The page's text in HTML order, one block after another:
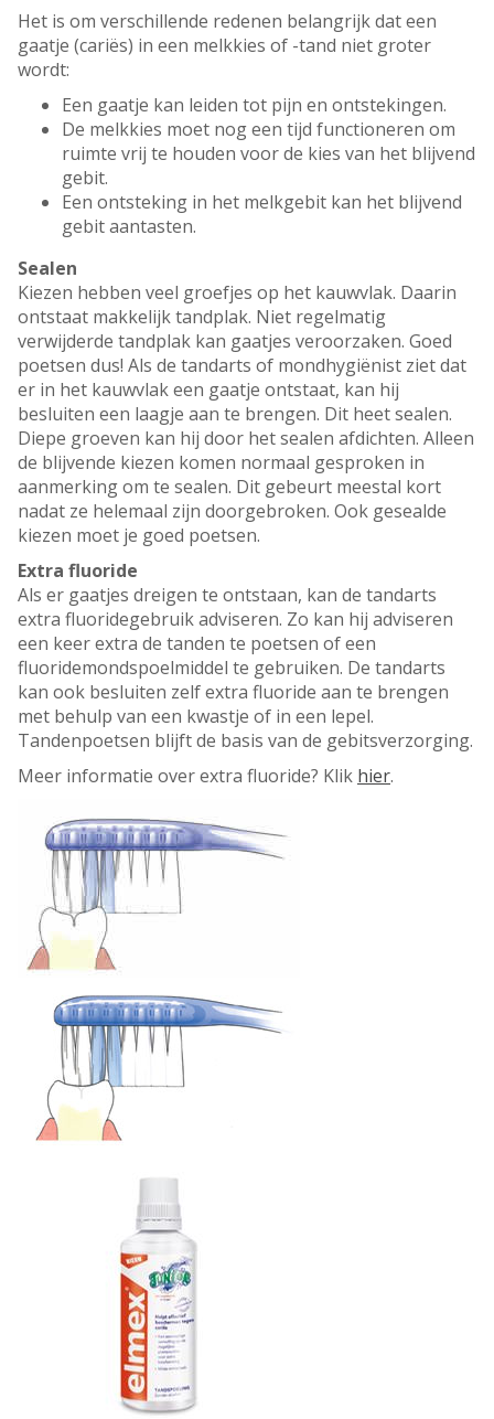
Het is om verschillende redenen belangrijk dat een
gaatje (cariës) in een melkkies of -tand niet groter
wordt:
Een gaatje kan leiden tot pijn en ontstekingen.
De melkkies moet nog een tijd functioneren om
ruimte vrij te houden voor de kies van het blijvend
gebit.
Een ontsteking in het melkgebit kan het blijvend
gebit aantasten.
Sealen
Kiezen hebben veel groefjes op het kauwvlak. Daarin
ontstaat makkelijk tandplak. Niet regelmatig
verwijderde tandplak kan gaatjes veroorzaken. Goed
poetsen dus! Als de tandarts of mondhygiënist ziet dat
er in het kauwvlak een gaatje ontstaat, kan hij
besluiten een laagje aan te brengen. Dit heet sealen.
Diepe groeven kan hij door het sealen afdichten. Alleen
de blijvende kiezen komen normaal gesproken in
aanmerking om te sealen. Dit gebeurt meestal kort
nadat ze helemaal zijn doorgebroken. Ook gesealde
kiezen moet je goed poetsen.
Extra fluoride
Als er gaatjes dreigen te ontstaan, kan de tandarts
extra fluoridegebruik adviseren. Zo kan hij adviseren
een keer extra de tanden te poetsen of een
fluoridemondspoelmiddel te gebruiken. De tandarts
kan ook besluiten zelf extra fluoride aan te brengen
met behulp van een kwastje of in een lepel.
Tandenpoetsen blijft de basis van de gebitsverzorging.
Meer informatie over extra fluoride? Klik hier.